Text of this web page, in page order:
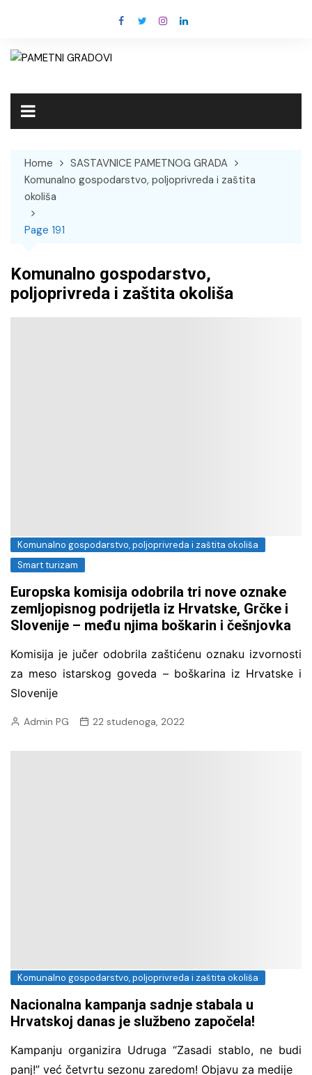
Home
SASTAVNICE PAMETNOG GRADA
Komunalno gospodarstvo, poljoprivreda i zaštita
okoliša
Page 191
Komunalno gospodarstvo,
poljoprivreda i zaštita okoliša
Komunalno gospodarstvo, poljoprivreda i zaštita okoliša
Smart turizam
Europska komisija odobrila tri nove oznake
zemljopisnog podrijetla iz Hrvatske, Grčke i
Slovenije – među njima boškarin i češnjovka
Komisija je jučer odobrila zaštićenu oznaku izvornosti
za meso istarskog goveda – boškarina iz Hrvatske i
Slovenije
Admin PG 22 studenoga, 2022
Komunalno gospodarstvo, poljoprivreda i zaštita okoliša
Nacionalna kampanja sadnje stabala u
Hrvatskoj danas je službeno započela!
Kampanju organizira Udruga “Zasadi stablo, ne budi
panj!” već četvrtu sezonu zaredom! Objavu za medije